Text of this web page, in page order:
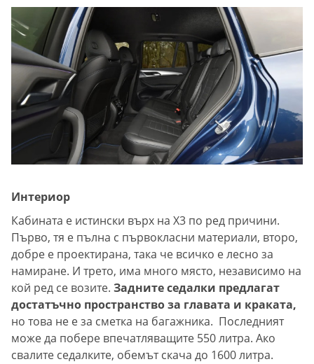
Интериор
Кабината е истински върх на X3 по ред причини.
Първо, тя е пълна с първокласни материали, второ,
добре е проектирана, така че всичко е лесно за
намиране. И трето, има много място, независимо на
кой ред се возите. Задните седалки предлагат
достатъчно пространство за главата и краката,
но това не е за сметка на багажника. Последният
може да побере впечатляващите 550 литра. Ако
свалите седалките, обемът скача до 1600 литра.